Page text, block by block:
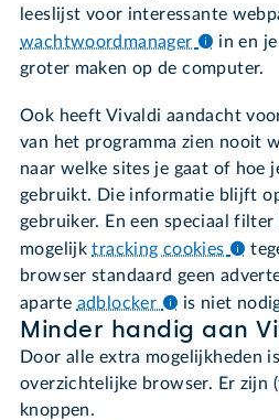
leeslijst voor interessante
wachtwoordmanager
in en
groter maken op de computer.
Ook heeft Vivaldi aandacht
van het programma zien nooit
naar welke sites je gaat of hoe
gebruikt. Die informatie blijft
gebruiker. En een speciaal filter
mogelijktracking cookies
browser standaard geen
aparte adblocker is niet
Minder handig aan
Door alle extra mogelijkheden
overzichtelijke browser. Er zijn
knoppen.